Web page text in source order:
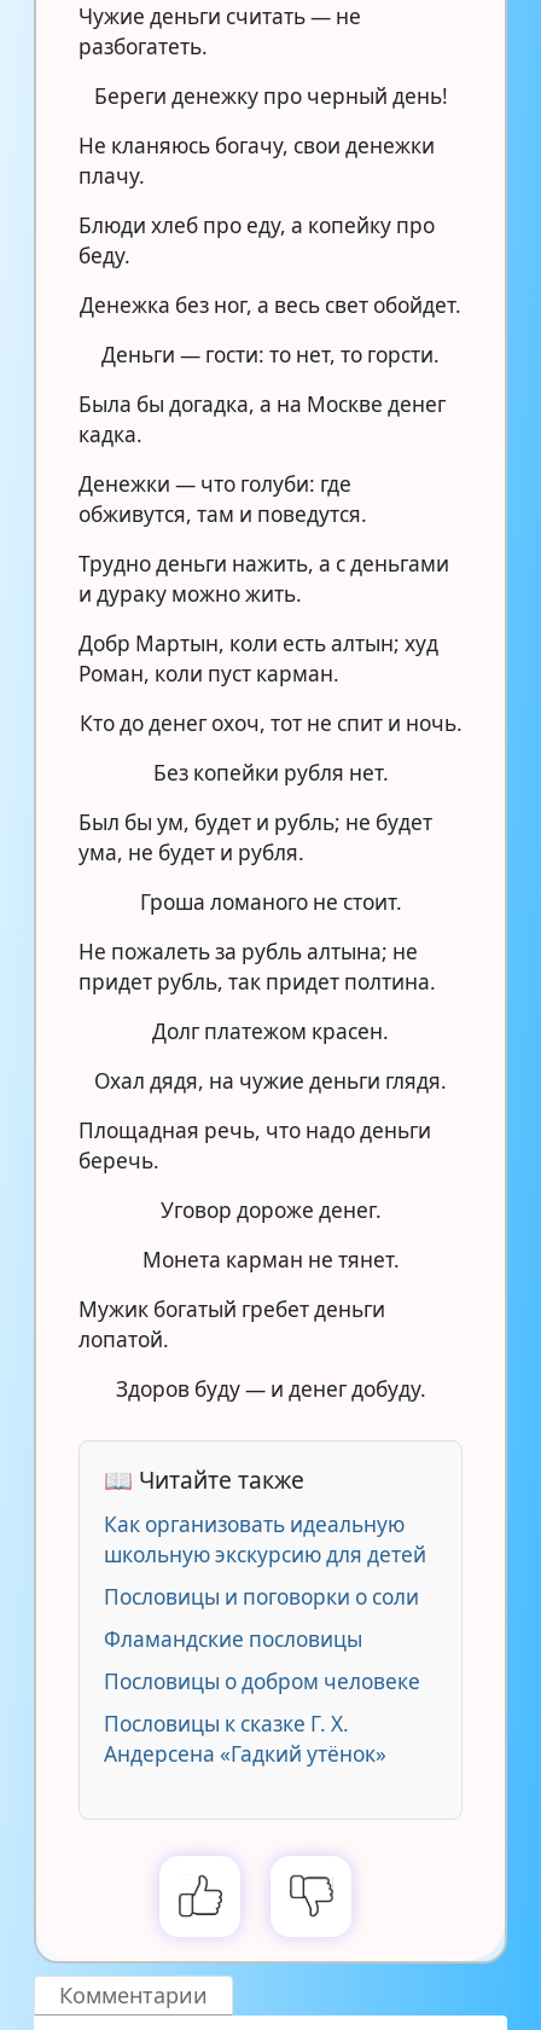
Чужие деньги считать — не
разбогатеть.
Береги денежку про черный день!
Не кланяюсь богачу, свои денежки
плачу.
Блюди хлеб про еду, а копейку про
беду.
Денежка без ног, а весь свет обойдет.
Деньги — гости: то нет, то горсти.
Была бы догадка, а на Москве денег
кадка.
Денежки — что голуби: где
обживутся, там и поведутся.
Трудно деньги нажить, а с деньгами
и дураку можно жить.
Добр Мартын, коли есть алтын; худ
Роман, коли пуст карман.
Кто до денег охоч, тот не спит и ночь.
Без копейки рубля нет.
Был бы ум, будет и рубль; не будет
ума, не будет и рубля.
Гроша ломаного не стоит.
Не пожалеть за рубль алтына; не
придет рубль, так придет полтина.
Долг платежом красен.
Охал дядя, на чужие деньги глядя.
Площадная речь, что надо деньги
беречь.
Уговор дороже денег.
Монета карман не тянет.
Мужик богатый гребет деньги
лопатой.
Здоров буду — и денег добуду.
📖 Читайте также
Как организовать идеальную
школьную экскурсию для детей
Пословицы и поговорки о соли
Фламандские пословицы
Пословицы о добром человеке
Пословицы к сказке Г. Х.
Андерсена «Гадкий утёнок»
Комментарии